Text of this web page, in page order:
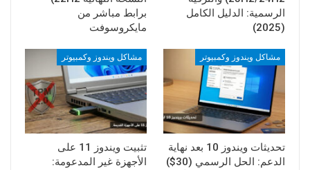
الرسمية: الدليل الكامل
(2025)
برابط مباشر من
مايكروسوفت
مشاكل ويندوز وكمبيوتر
تحديثات ويندوز 10 بعد نهاية
الدعم: الحل الرسمي (30$)
مشاكل ويندوز وكمبيوتر
تثبيت ويندوز 11 على
الأجهزة غير المدعومة: